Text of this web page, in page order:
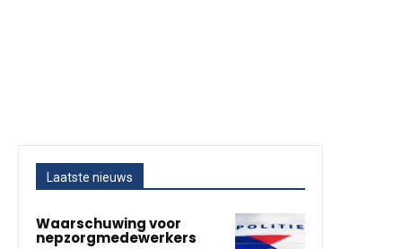
Laatste nieuws
Waarschuwing voor
nepzorgmedewerkers